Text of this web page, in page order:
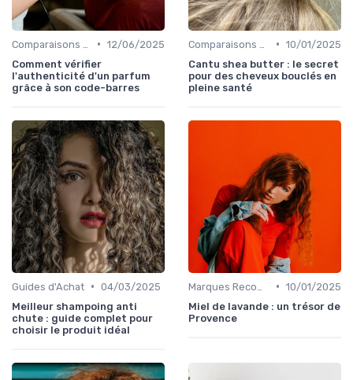
• 12/06/2025
Comment vérifier
l'authenticité d'un parfum
grâce à son code-barres
• 10/01/2025
Cantu shea butter : le secret
pour des cheveux bouclés en
pleine santé
Guides d'Achat • 04/03/2025
Meilleur shampoing anti
chute : guide complet pour
choisir le produit idéal
• 10/01/2025
Miel de lavande : un trésor de
Provence